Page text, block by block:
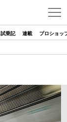
試乗記 連載 プロショッ